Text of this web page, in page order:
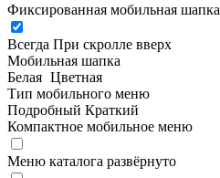
Фиксированная мобильная шапка
Всегда При скролле вверх
Мобильная шапка
Белая Цветная
Тип мобильного меню
Подробный Краткий
Компактное мобильное меню
Меню каталога развёрнуто